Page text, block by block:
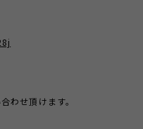
わせ頂けます。